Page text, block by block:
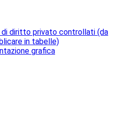
di diritto privato controllati (da
in tabelle)
grafica